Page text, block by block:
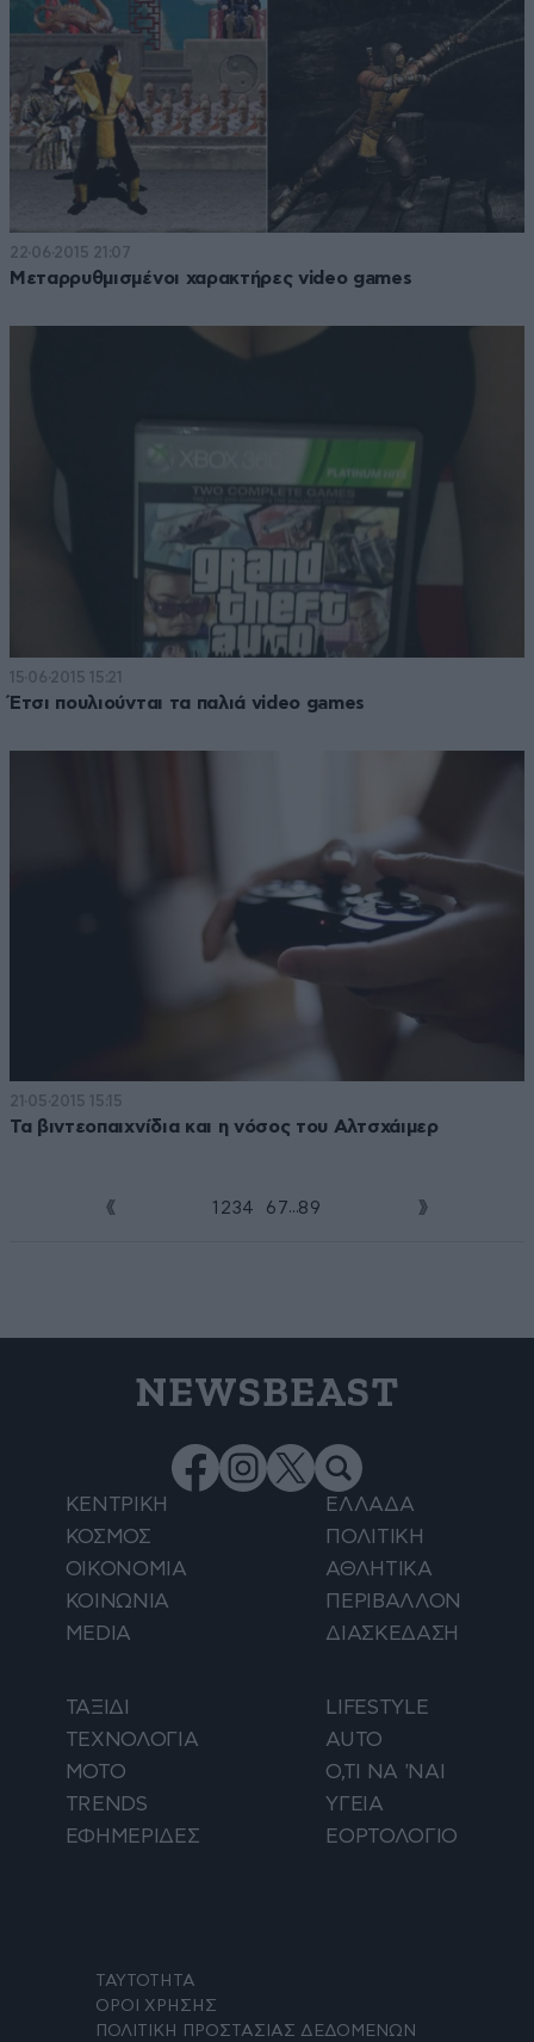
22·06·2015 21:07
Μεταρρυθμισμένοι χαρακτήρες video games
15·06·2015 15:21
Έτσι πουλιούνται τα παλιά video games
21·05·2015 15:15
Τα βιντεοπαιχνίδια και η νόσος του Αλτσχάιμερ
1 234 6 7...8 9
NEWSBEAST
ΚΕΝΤΡΙΚΗ
ΕΛΛΑΔΑ
ΚΟΣΜΟΣ
ΠΟΛΙΤΙΚΗ
ΟΙΚΟΝΟΜΙΑ
ΑΘΛΗΤΙΚΑ
ΚΟΙΝΩΝΙΑ
ΠΕΡΙΒΑΛΛΟΝ
MEDIA
ΔΙΑΣΚΕΔΑΣΗ
ΤΑΞΙΔΙ
LIFESTYLE
ΤΕΧΝΟΛΟΓΙΑ
AUTO
ΜΟΤΟ
Ο,ΤΙ ΝΑ 'ΝΑΙ
TRENDS
ΥΓΕΙΑ
ΕΦΗΜΕΡΙΔΕΣ
ΕΟΡΤΟΛΟΓΙΟ
ΤΑΥΤΟΤΗΤΑ
ΟΡΟΙ ΧΡΗΣΗΣ
ΠΟΛΙΤΙΚΗ ΠΡΟΣΤΑΣΙΑΣ ΔΕΔΟΜΕΝΩΝ